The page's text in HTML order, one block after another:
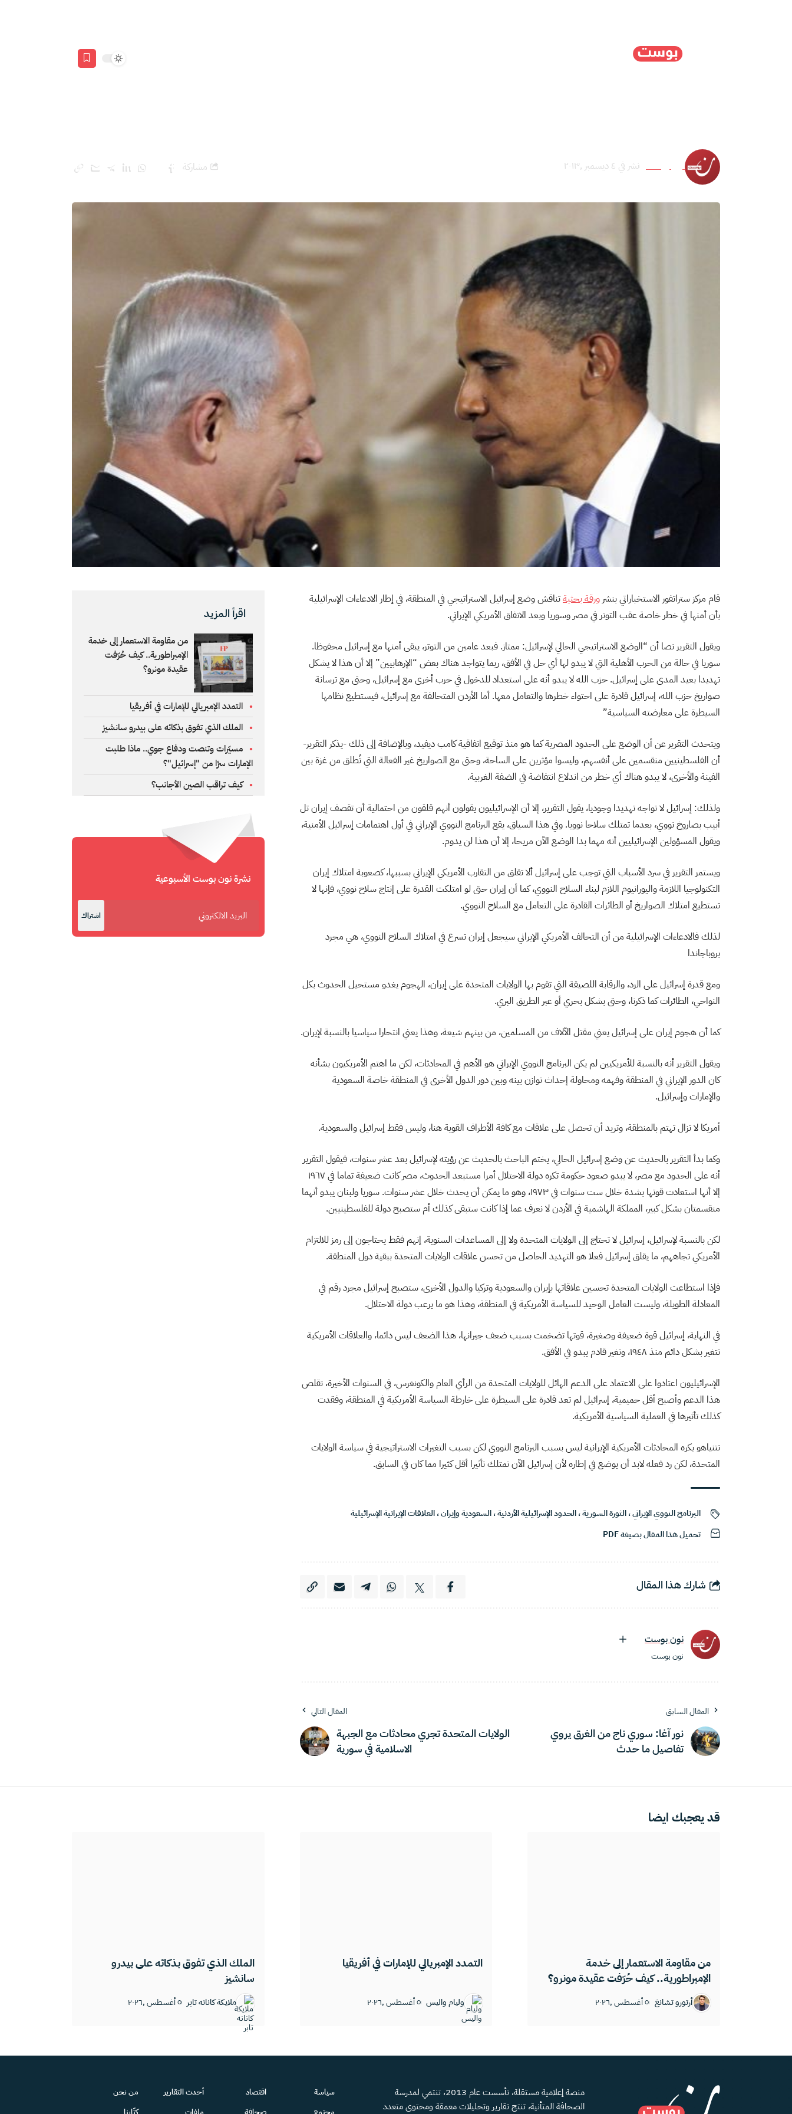
نون بوست نشر في ٤ ديسمبر ,٢٠١٣ مشاركة
قام مركز ستراتفور الاستخباراتي بنشر ورقة بحثيةتناقش وضع إسرائيل الاستراتيجي في المنطقة، في إطار الادعاءات الإسرائيلية
بأن أمنها في خطر خاصة عقب التوتر في مصر وسوريا وبعد الاتفاق الأمريكي الإيراني.
ويقول التقرير نصا أن “الوضع الاستراتيجي الحالي لإسرائيل: ممتاز. فبعد عامين من التوتر، يبقى أمنها مع إسرائيل محفوظا.
سوريا في حالة من الحرب الأهلية التي لا يبدو لها أي حل في الأفق، ربما يتواجد هناك بعض “الإرهابيين” إلا أن هذا لا يشكل
تهديدا بعيد المدى على إسرائيل. حزب الله لا يبدو أنه على استعداد للدخول في حرب أخرى مع إسرائيل، وحتى مع ترسانة
صواريخ حزب الله، إسرائيل قادرة على احتواء خطرها والتعامل معها. أما الأردن المتحالفة مع إسرائيل، فيستطيع نظامها
السيطرة على معارضته السياسية”
ويتحدث التقرير عن أن الوضع على الحدود المصرية كما هو منذ توقيع اتفاقية كامب ديفيد، وبالإضافة إلى ذلك -يذكر التقرير-
أن الفلسطينيين منقسمين على أنفسهم، وليسوا مؤثرين على الساحة، وحتى مع الصواريخ غير الفعالة التي تُطلق من غزة بين
الفينة والأخرى، لا يبدو هناك أي خطر من اندلاع انتفاضة في الضفة الغربية.
ولذلك: إسرائيل لا تواجه تهديدا وجوديا، يقول التقرير، إلا أن الإسرائيليون يقولون أنهم قلقون من احتمالية أن تقصف إيران تل
أبيب بصاروخ نووي، بعدما تمتلك سلاحا نوويا. وفي هذا السياق، يقع البرنامج النووي الإيراني في أول اهتمامات إسرائيل الأمنية،
ويقول المسؤولين الإسرائيليين أنه مهما بدا الوضع الآن مريحا، إلا أن هذا لن يدوم.
ويستمر التقرير في سرد الأسباب التي توجب على إسرائيل ألا تقلق من التقارب الأمريكي الإيراني بسببها، كصعوبة امتلاك إيران
التكنولوجيا اللازمة واليورانيوم اللازم لبناء السلاح النووي، كما أن إيران حتى لو امتلكت القدرة على إنتاج سلاح نووي، فإنها لا
تستطيع امتلاك الصواريخ أو الطائرات القادرة على التعامل مع السلاح النووي.
لذلك فالادعاءات الإسرائيلية من أن التحالف الأمريكي الإيراني سيجعل إيران تسرع في امتلاك السلاح النووي، هي مجرد
بروباجاندا
ومع قدرة إسرائيل على الرد، والرقابة اللصيقة التي تقوم بها الولايات المتحدة على إيران، الهجوم يغدو مستحيل الحدوث بكل
النواحي، الطائرات كما ذكرنا، وحتى بشكل بحري أو عبر الطريق البري.
كما أن هجوم إيران على إسرائيل يعني مقتل الآلاف من المسلمين، من بينهم شيعة، وهذا يعني انتحارا سياسيا بالنسبة لإيران.
ويقول التقرير أنه بالنسبة للأمريكيين لم يكن البرنامج النووي الإيراني هو الأهم في المحادثات، لكن ما اهتم الأمريكيون بشأنه
كان الدور الإيراني في المنطقة وفهمه ومحاولة إحداث توازن بينه وبين دور الدول الأخرى في المنطقة خاصة السعودية
والإمارات وإسرائيل.
أمريكا لا تزال تهتم بالمنطقة، وتريد أن تحصل على علاقات مع كافة الأطراف القوية هنا، وليس فقط إسرائيل والسعودية.
وكما بدأ التقرير بالحديث عن وضع إسرائيل الحالي، يختم الباحث بالحديث عن رؤيته لإسرائيل بعد عشر سنوات، فيقول التقرير
أنه على الحدود مع مصر، لا يبدو صعود حكومة تكره دولة الاحتلال أمرا مستبعد الحدوث، مصر كانت ضعيفة تماما في ١٩٦٧
إلا أنها استعادت قوتها بشدة خلال ست سنوات في ١٩٧٣، وهو ما يمكن أن يحدث خلال عشر سنوات. سوريا ولبنان يبدو أنهما
منقسمتان بشكل كبير، المملكة الهاشمية في الأردن لا نعرف عما إذا كانت ستبقى كذلك أم ستصبح دولة للفلسطينيين.
لكن بالنسبة لإسرائيل، إسرائيل لا تحتاج إلى الولايات المتحدة ولا إلى المساعدات السنوية، إنهم فقط يحتاجون إلى رمز للالتزام
الأمريكي تجاههم، ما يقلق إسرائيل فعلا هو التهديد الحاصل من تحسن علاقات الولايات المتحدة ببقية دول المنطقة.
فإذا استطاعت الولايات المتحدة تحسين علاقاتها بإيران والسعودية وتركيا والدول الأخرى، ستصبح إسرائيل مجرد رقم في
المعادلة الطويلة، وليست العامل الوحيد للسياسة الأمريكية في المنطقة، وهذا هو ما يرعب دولة الاحتلال.
في النهاية، إسرائيل قوة ضعيفة وصغيرة، قوتها تضخمت بسبب ضعف جيرانها، هذا الضعف ليس دائما، والعلاقات الأمريكية
تتغير بشكل دائم منذ ١٩٤٨، وتغير قادم يبدو في الأفق.
الإسرائيليون اعتادوا على الاعتماد على الدعم الهائل للولايات المتحدة من الرأي العام والكونغرس، في السنوات الأخيرة، تقلص
هذا الدعم وأصبح أقل حميمية، إسرائيل لم تعد قادرة على السيطرة على خارطة السياسة الأمريكية في المنطقة، وفقدت
كذلك تأثيرها في العملية السياسية الأمريكية.
نتنياهو يكره المحادثات الأمريكية الإيرانية ليس بسبب البرنامج النووي لكن بسبب التغيرات الاستراتيجية في سياسة الولايات
المتحدة، لكن رد فعله لابد أن يوضع في إطاره لأن إسرائيل الآن تمتلك تأثيرا أقل كثيرا مما كان في السابق.
البرنامج النووي الإيراني،الثورة السورية،الحدود الإسرائيلية الأردنية،السعودية وإيران،العلاقات الإيرانية الإسرائيلية
تحميل هذا المقال بصيغة PDF
شارك هذا المقال
نون بوست
نون بوست
المقال السابق
نور آغا: سوري ناج من الغرق يروي
تفاصيل ما حدث
المقال التالي
الولايات المتحدة تجري محادثات مع الجبهة
الاسلامية في سورية
اقرأ المزيد
من مقاومة الاستعمار إلى خدمة
الإمبراطورية.. كيف حُرّفت
عقيدة مونرو؟
التمدد الإمبريالي للإمارات في أفريقيا
الملك الذي تفوق بذكائه على بيدرو سانشيز
مسيّرات وتنصت ودفاع جوي.. ماذا طلبت
الإمارات سرًا من "إسرائيل"؟
كيف تراقب الصين الأجانب؟
نشرة نون بوست الأسبوعية
اشتراك
قد يعجبك ايضا
من مقاومة الاستعمار إلى خدمة
الإمبراطورية.. كيف حُرّفت عقيدة مونرو؟
أرتورو تشانغ ٥ أغسطس ,٢٠٢٦
التمدد الإمبريالي للإمارات في أفريقيا
وليام واليس ٥ أغسطس ,٢٠٢٦
الملك الذي تفوق بذكائه على بيدرو
سانشيز
ملايكة كانانه تابر ٥ أغسطس ,٢٠٢٦
منصة إعلامية مستقلة، تأسست عام 2013، تنتمي لمدرسة
الصحافة المتأنية، تنتج تقارير وتحليلات معمقة ومحتوى متعدد
سياسة
اقتصاد
أحدث التقارير
من نحن